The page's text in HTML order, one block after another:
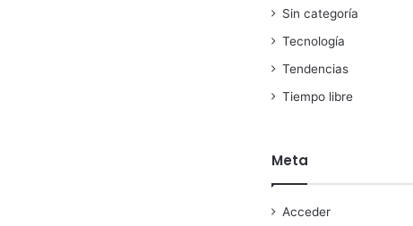
Sin categoría
Tecnología
Tendencias
Tiempo libre
Meta
Acceder